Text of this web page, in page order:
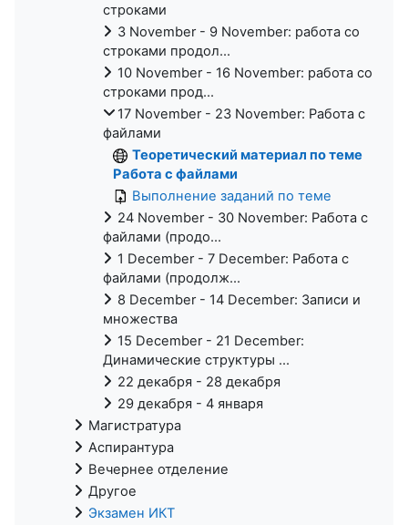
строками
3 November - 9 November: работа со
строками продол...
10 November - 16 November: работа со
строками прод...
17 November - 23 November: Работа с
файлами
Теоретический материал по теме
Работа с файлами
Выполнение заданий по теме
24 November - 30 November: Работа с
файлами (продо...
1 December - 7 December: Работа с
файлами (продолж...
8 December - 14 December: Записи и
множества
15 December - 21 December:
Динамические структуры ...
22 декабря - 28 декабря
29 декабря - 4 января
Магистратура
Аспирантура
Вечернее отделение
Другое
Экзамен ИКТ